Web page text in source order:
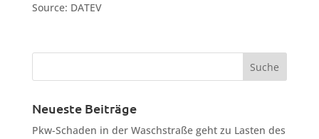
Source: DATEV
Neueste Beiträge
Pkw-Schaden in der Waschstraße geht zu Lasten des